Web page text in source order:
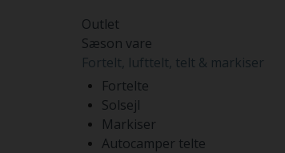
Outlet
Sæson vare
Fortelt, lufttelt, telt & markiser
Fortelte
Solsejl
Markiser
Autocamper telte